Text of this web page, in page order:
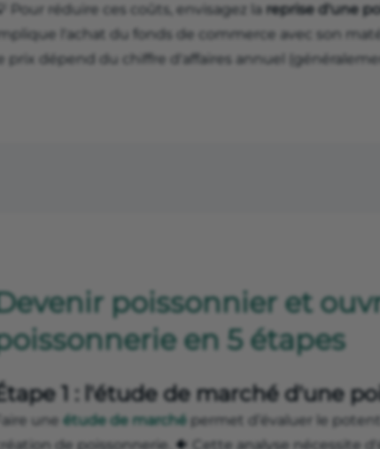
Pour réduire ces coûts, envisagez la reprise d'une
l'achat du fonds de commerce avec son
prix dépend du chiffre d'affaires annuel
poissonnier et
en 5 étapes
1 : l'étude de marché d'une
une étude de marché permet d’évaluer le
de poissonnerie. 🐠 Cette analyse nécessite